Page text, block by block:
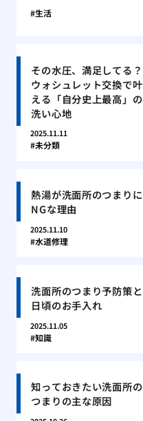
生活
その水圧、満足してる？
ウォシュレット交換で叶
える「自分史上最高」の
洗い心地
2025.11.11
未分類
熱湯が洗面所のつまりに
NGな理由
2025.11.10
水道修理
洗面所のつまり予防策と
日頃のお手入れ
2025.11.05
知識
知っておきたい洗面所の
つまりの主な原因